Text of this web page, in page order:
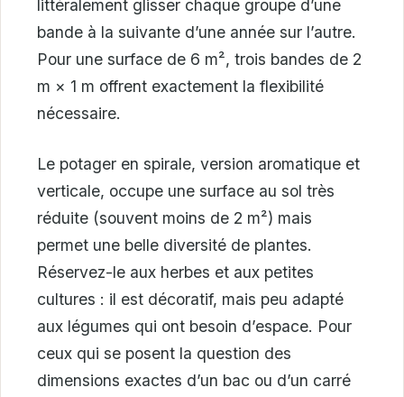
littéralement glisser chaque groupe d’une
bande à la suivante d’une année sur l’autre.
Pour une surface de 6 m², trois bandes de 2
m × 1 m offrent exactement la flexibilité
nécessaire.
Le potager en spirale, version aromatique et
verticale, occupe une surface au sol très
réduite (souvent moins de 2 m²) mais
permet une belle diversité de plantes.
Réservez-le aux herbes et aux petites
cultures : il est décoratif, mais peu adapté
aux légumes qui ont besoin d’espace. Pour
ceux qui se posent la question des
dimensions exactes d’un bac ou d’un carré